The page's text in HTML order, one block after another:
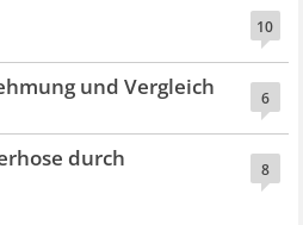
10
6
und Vergleich
8
durch